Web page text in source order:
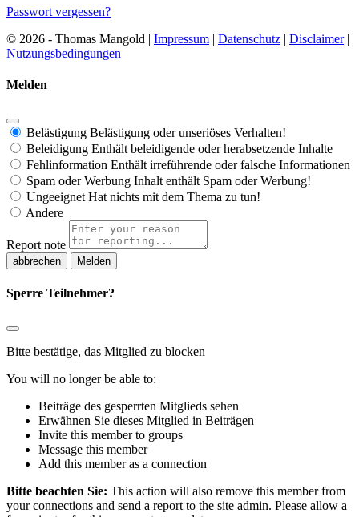
Passwort vergessen?
© 2026 - Thomas Mangold | Impressum | Datenschutz | Disclaimer|
Nutzungsbedingungen
Melden
Belästigung Belästigung oder unseriöses Verhalten!
Beleidigung Enthält beleidigende oder herabsetzende Inhalte
Fehlinformation Enthält irreführende oder falsche Informationen
Spam oder Werbung Inhalt enthält Spam oder Werbung!
Ungeeignet Hat nichts mit dem Thema zu tun!
Andere
Report note
Melden
Sperre Teilnehmer?
Bitte bestätige, das Mitglied zu blocken
You will no longer be able to:
Beiträge des gesperrten Mitglieds sehen
Erwähnen Sie dieses Mitglied in Beiträgen
Invite this member to groups
Message this member
Add this member as a connection
Bitte beachten Sie: This action will also remove this member from
your connections and send a report to the site admin. Please allow a